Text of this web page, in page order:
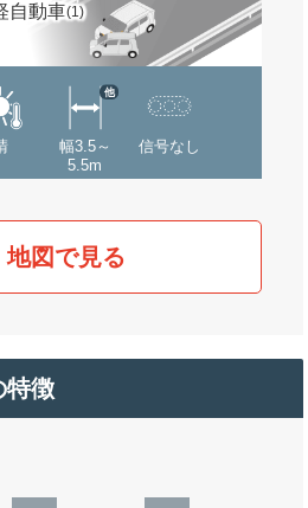
自動車(1)
幅3.5～
5.5m
他
信号なし
地図で見る
特徴